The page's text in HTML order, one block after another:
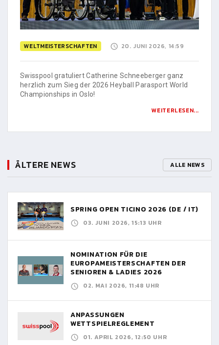
WELTMEISTERSCHAFTEN 20. JUNI 2026, 14:59
Swisspool gratuliert Catherine Schneeberger ganz
herzlich zum Sieg der 2026 Heyball Parasport World
Championships in Oslo!
WEITERLESEN...
ÄLTERE NEWS ALLE NEWS
SPRING OPEN TICINO 2026 (DE / IT)
03. JUNI 2026, 15:13 UHR
NOMINATION FÜR DIE
EUROPAMEISTERSCHAFTEN DER
SENIOREN & LADIES 2026
02. MAI 2026, 11:48 UHR
ANPASSUNGEN
WETTSPIELREGLEMENT
01. APRIL 2026, 12:50 UHR